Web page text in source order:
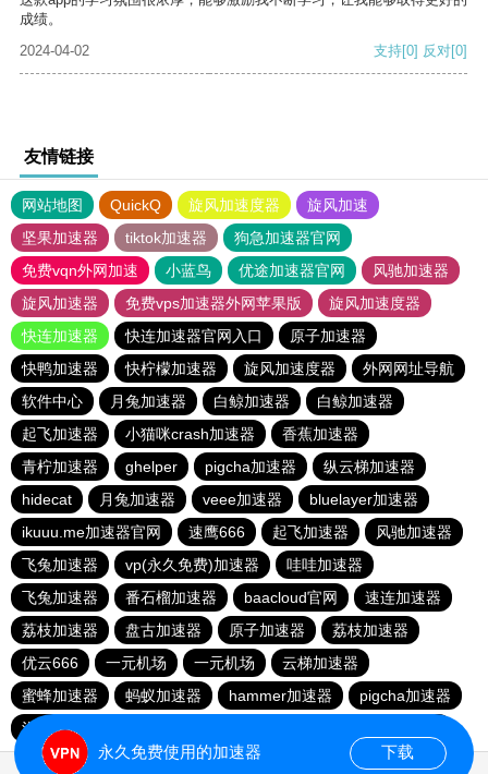
成绩。
2024-04-02
支持[0] 反对[0]
友情链接
网站地图 QuickQ 旋风加速度器
旋风加速
坚果加速器
tiktok加速器
狗急加速器官网
免费vqn外网加速
小蓝鸟 优途加速器官网
风驰加速器
旋风加速器
免费vps加速器外网苹果版
旋风加速度器
快连加速器
快连加速器官网入口
原子加速器
快鸭加速器
快柠檬加速器 旋风加速度器
外网网址导航
软件中心
月兔加速器 白鲸加速器
白鲸加速器
起飞加速器
小猫咪crash加速器
香蕉加速器
青柠加速器
ghelper pigcha加速器
纵云梯加速器
hidecat
月兔加速器 veee加速器
bluelayer加速器
ikuuu.me加速器官网
速鹰666 起飞加速器
风驰加速器
飞兔加速器
vp(永久免费)加速器
哇哇加速器
飞兔加速器
番石榴加速器 baacloud官网
速连加速器
荔枝加速器
盘古加速器 原子加速器
荔枝加速器
优云666
一元机场 一元机场
云梯加速器
蜜蜂加速器
蚂蚁加速器 hammer加速器
pigcha加速器
泡泡狗加速器
永久免费使用的加速器 下载